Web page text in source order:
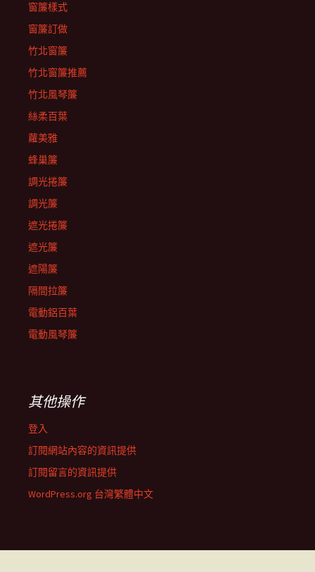
窗簾樣式
窗簾訂做
竹北窗簾
竹北窗簾推薦
竹北風琴簾
絲柔百葉
蘿美雅
蜂巢簾
調光捲簾
調光簾
遮光捲簾
遮光簾
遮陽簾
隔間拉簾
電動鋁百葉
電動風琴簾
其他操作
登入
訂閱網站內容的資訊提供
訂閱留言的資訊提供
WordPress.org 台灣繁體中文